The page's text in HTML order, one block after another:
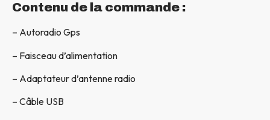
Contenu de la commande :
– Autoradio Gps
– Faisceau d’alimentation
– Adaptateur d’antenne radio
– Câble USB